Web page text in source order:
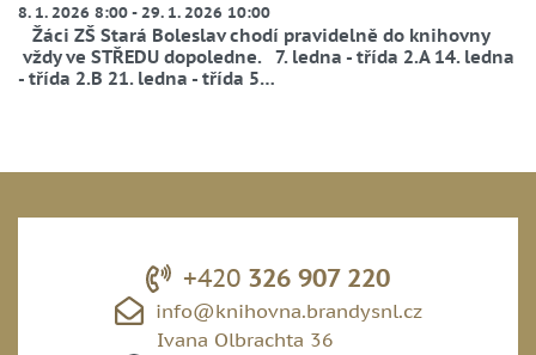
8. 1. 2026 8:00-29. 1. 2026 10:00
Žáci ZŠ Stará Boleslav chodí pravidelně do knihovny
vždy ve STŘEDU dopoledne. 7. ledna - třída 2.A 14. ledna
- třída 2.B 21. ledna - třída 5…
+420 326 907 220
info@knihovna.brandysnl.cz
Ivana Olbrachta 36